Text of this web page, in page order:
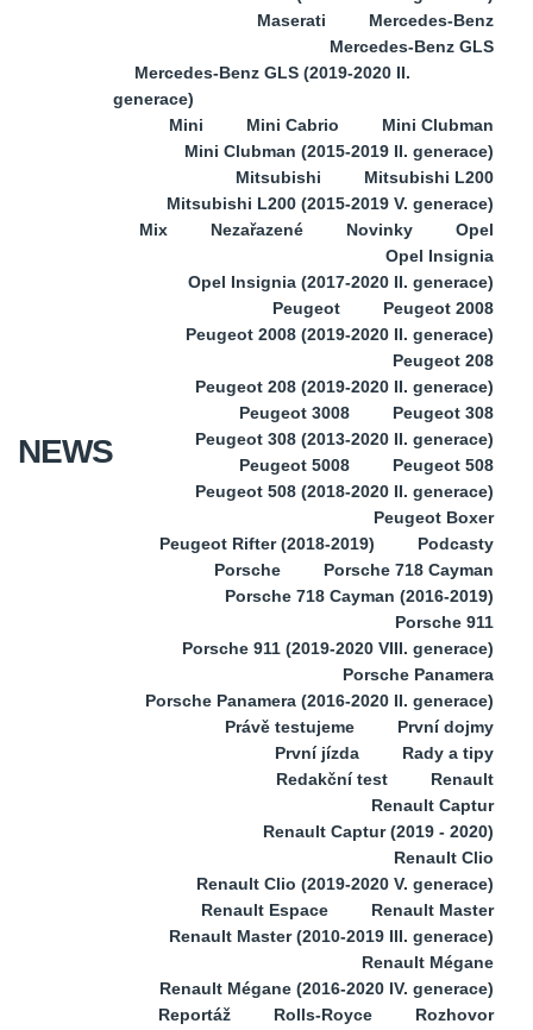
NEWS
Maserati
Mercedes-Benz
Mercedes-Benz GLS
Mercedes-Benz GLS (2019-2020 II.
generace)
Mini
Mini Cabrio
Mini Clubman
Mini Clubman (2015-2019 II. generace)
Mitsubishi
Mitsubishi L200
Mitsubishi L200 (2015-2019 V. generace)
Mix
Nezařazené Novinky
Opel
Opel Insignia
Opel Insignia (2017-2020 II. generace)
Peugeot
Peugeot 2008
Peugeot 2008 (2019-2020 II. generace)
Peugeot 208
Peugeot 208 (2019-2020 II. generace)
Peugeot 3008
Peugeot 308
Peugeot 308 (2013-2020 II. generace)
Peugeot 5008
Peugeot 508
Peugeot 508 (2018-2020 II. generace)
Peugeot Boxer
Peugeot Rifter (2018-2019)
Podcasty
Porsche
Porsche 718 Cayman
Porsche 718 Cayman (2016-2019)
Porsche 911
Porsche 911 (2019-2020 VIII. generace)
Porsche Panamera
Porsche Panamera (2016-2020 II. generace)
Právě testujeme
První dojmy
První jízda
Rady a tipy
Redakční test
Renault
Renault Captur
Renault Captur (2019 - 2020)
Renault Clio
Renault Clio (2019-2020 V. generace)
Renault Espace
Renault Master
Renault Master (2010-2019 III. generace)
Renault Mégane
Renault Mégane (2016-2020 IV. generace)
Reportáž
Rolls-Royce
Rozhovor